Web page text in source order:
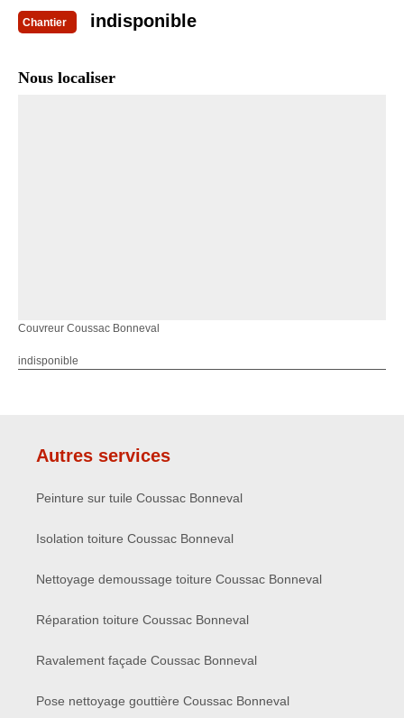
Chantier indisponible
Nous localiser
Couvreur Coussac Bonneval
indisponible
Autres services
Peinture sur tuile Coussac Bonneval
Isolation toiture Coussac Bonneval
Nettoyage demoussage toiture Coussac Bonneval
Réparation toiture Coussac Bonneval
Ravalement façade Coussac Bonneval
Pose nettoyage gouttière Coussac Bonneval